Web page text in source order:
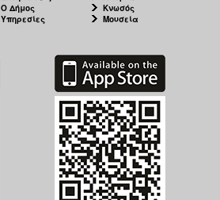
Ο Δήμος
Υπηρεσίες
Κνωσός
Μουσεία